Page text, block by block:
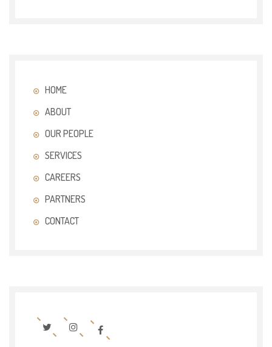
HOME
ABOUT
OUR PEOPLE
SERVICES
CAREERS
PARTNERS
CONTACT